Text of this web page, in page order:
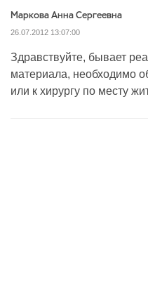
Маркова Анна Сергеевна
26.07.2012 13:07:00
Здравствуйте, бывает
материала, необходимо
или к хирургу по месту